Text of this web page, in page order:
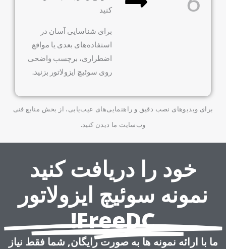
کنید
برای شناسایی آسان در
استفاده‌های بعدی یا مواقع
اضطراری، برچسب واضحی
روی سوئیچ ایزولاتور بزنید.
برای ویدیوهای نصب دقیق و راهنمایی‌های عیب‌یابی، از بخش منابع فنی
وب‌سایت ما دیدن کنید.
خود را دریافت کنید
نمونه سوئیچ ایزولاتور
FreeDC!
ما با ارائه نمونه ها به صورت رایگان, شما فقط نیاز